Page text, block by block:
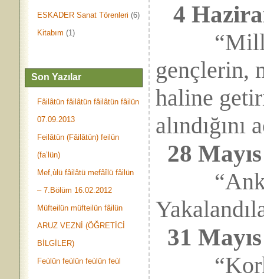
ESKADER Sanat Törenleri (6)
Kitabım (1)
Son Yazılar
Fâilâtün fâilâtün fâilâtün fâilün
07.09.2013
Feilâtün (Fâilâtün) feilün
(fa’lün)
Mef,ùlü fâilâtü mefâîlü fâilün
– 7.Bölüm 16.02.2012
Müfteilün müfteilün fâilün
ARUZ VEZNİ (ÖĞRETİCİ
BİLGİLER)
Feùlün feùlün feùlün feùl
4
“Milli
gençlerin,
haline
alındığını
28
31